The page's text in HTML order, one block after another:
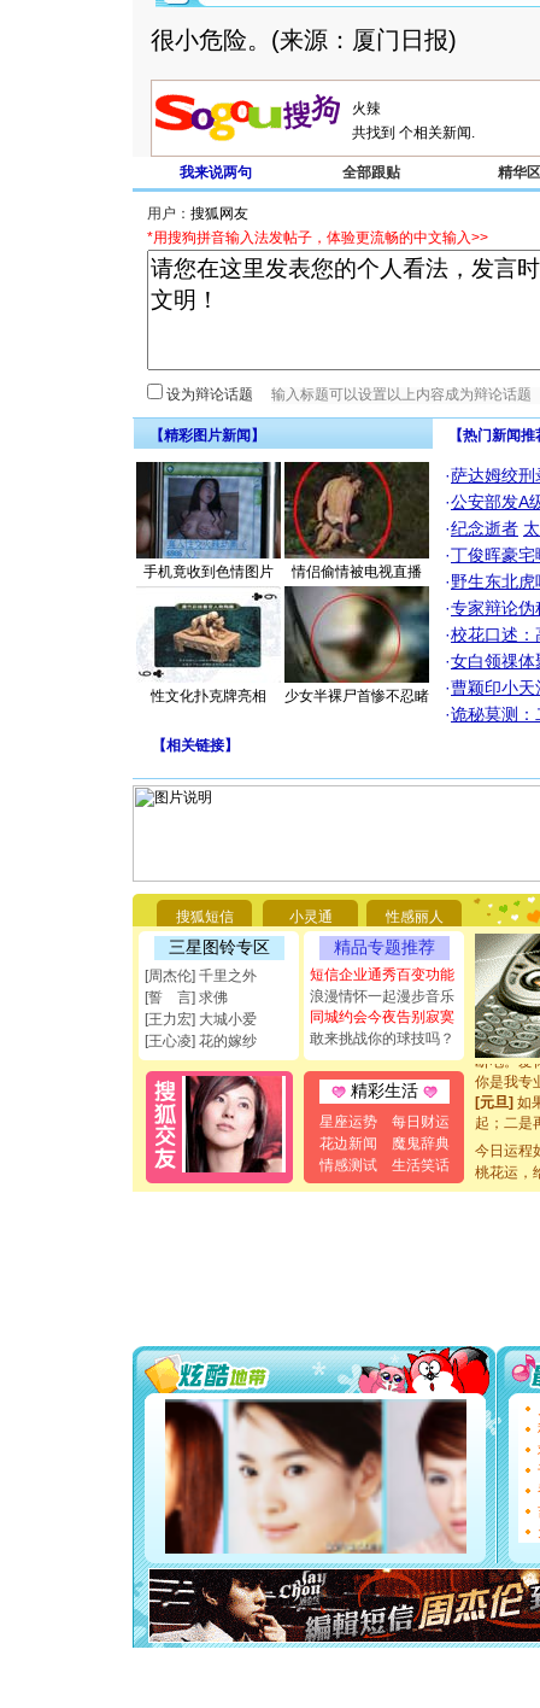
很小危险。(来源：厦门日报)
共找到 个相关新闻.
我来说两句 全部跟贴 精华区
用户：
*用搜狗拼音输入法发帖子，体验更流畅的中文输入>>
设为辩论话题
【精彩图片新闻】
手机竟收到色情图片 情侣偷情被电视直播
性文化扑克牌亮相 少女半裸尸首惨不忍睹
【热门新闻
·萨达姆绞刑
·公安部发A
·纪念逝者
·丁俊晖豪
·野生东北
·专家辩论伪
·校花口述：
·女白领祼体
·曹颖印小天
·诡秘莫测：
【相关链接】
搜狐短信 小灵通 性感丽人
三星图铃专区
[周杰伦] 千里之外
[誓 言] 求佛
[王力宏] 大城小爱
[王心凌] 花的嫁纱
精品专题推荐
短信企业通秀百变功能
浪漫情怀一起漫步音乐
同城约会今夜告别寂寞
敢来挑战你的球技吗？
精彩生活
星座运势
每日财运
花边新闻
魔鬼辞典
情感测试
生活笑话
要平安
[圣诞节]
能正大光
都要快乐
[圣诞节]
如意,快
[元旦]看
断电。爱
你是我专
[元旦]如
起；二是
离。水晶
[元旦]当
泣，这痛
卖了。水
你太多，
要平安
[圣诞节]
能正大
都要快乐
[圣诞节]
如意,快
[元旦]
看
断电。
你是我
[元旦]如
起；二是
离。水晶
[元旦]当
泣，这痛
今日运程
桃花运，